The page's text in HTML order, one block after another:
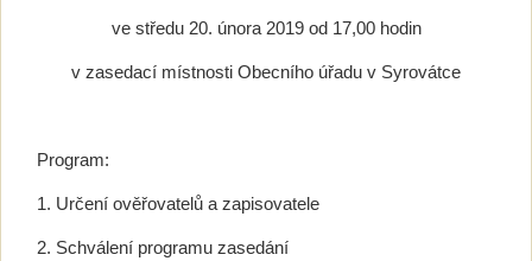
ve středu 20. února 2019 od 17,00 hodin
v zasedací místnosti Obecního úřadu v Syrovátce
Program:
1. Určení ověřovatelů a zapisovatele
2. Schválení programu zasedání